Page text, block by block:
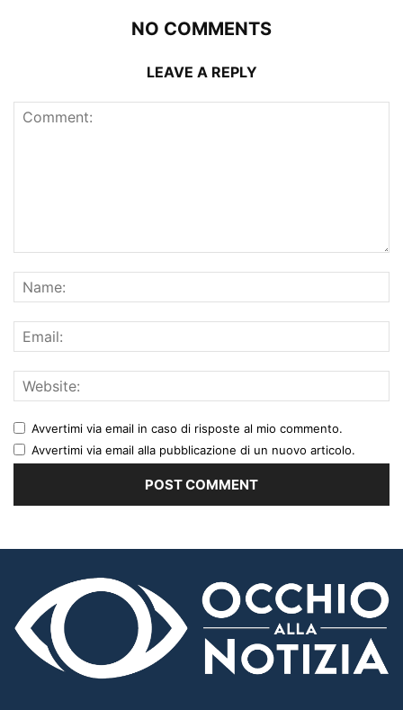
NO COMMENTS
LEAVE A REPLY
Avvertimi via email in caso di risposte al mio commento.
Avvertimi via email alla pubblicazione di un nuovo articolo.